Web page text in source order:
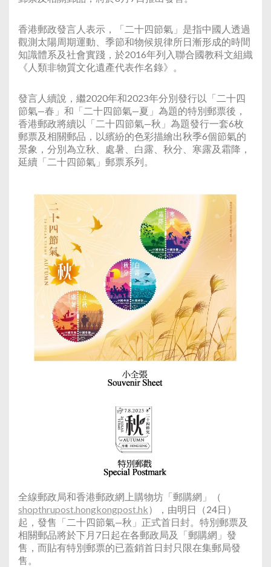
香港郵政發言人表示，「二十四節氣」是指中國人透過
觀測太陽周期運動、季節和物候規律所日漸形成的時間
知識體系及社會實踐，於2016年列入聯合國教科文組織
《人類非物質文化遺產代表作名錄》。
發言人 續說， 繼2020年和2023年分別發行以「二十四
節氣—春」和「二十四節氣—夏」為題的特別郵票後，
香港郵政將續以「二十四節氣—秋」為題發行一套6枚
郵票及相關郵品，以繽紛的色彩描繪出秋季6個節氣的
景象，分別為立秋、處暑、白露、秋分、寒露及霜降，
延續「二十四節氣」郵票系列。
全線郵政局和香港郵政網上購物坊「郵購網」（
shopthrupost.hongkongpost.hk），由明日（24日）
起，發售「二十四節氣—秋」正式首日封。特別郵票及
相關郵品將於下月7日起在各郵政局及「郵購網」發
售，而貼有特別郵票的已蓋銷首日封只限在集郵局發
售。